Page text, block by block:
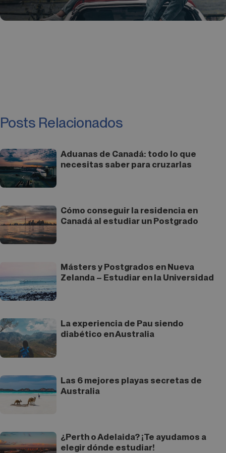
Posts Relacionados
Aduanas de Canadá: todo lo que
necesitas saber para cruzarlas
Cómo conseguir la residencia en
Canadá al estudiar un Postgrado
Másters y Postgrados en Nueva
Zelanda – Estudiar en la Universidad
La experiencia de Pau siendo
diabético en Australia
Las 6 mejores playas secretas de
Australia
¿Perth o Adelaida? ¡Te ayudamos a
elegir dónde estudiar!